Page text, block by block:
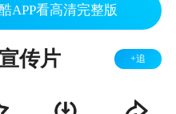
APP看高清完整版
传片 +追